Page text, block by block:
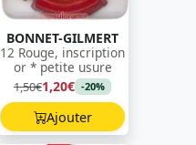
BONNET-GILMERT
12 Rouge, inscription
or * petite usure
1,50€1,20€ -20%
Ajouter